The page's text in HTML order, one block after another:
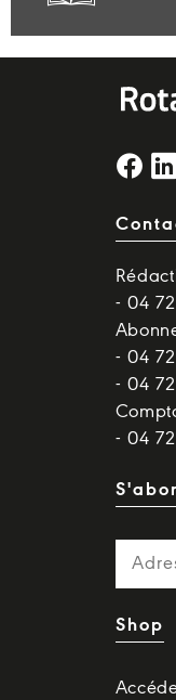
- 04
- 04
- 04
- 04
Shop